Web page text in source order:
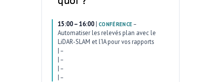
15:00 – 16:00 | CONFÉRENCE –
Automatiser les relevés plan avec le
LiDAR-SLAM et l’IA pour vos rapports
| –
| –
| –
| –